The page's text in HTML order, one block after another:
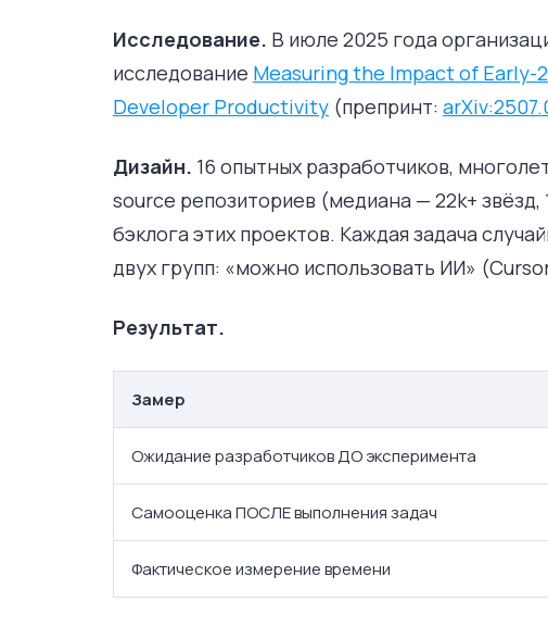
Исследование. В июле 2025 года
исследование Measuring the Impact of Early-
Developer Productivity (препринт:
Дизайн. 16 опытных разработчиков,
source репозиториев (медиана — 22k+ звёзд,
бэклога этих проектов. Каждая задача
двух групп: «можно использовать ИИ»
Результат.
Замер
Ожидание разработчиков ДО эксперимента
Самооценка ПОСЛЕ выполнения задач
Фактическое измерение времени